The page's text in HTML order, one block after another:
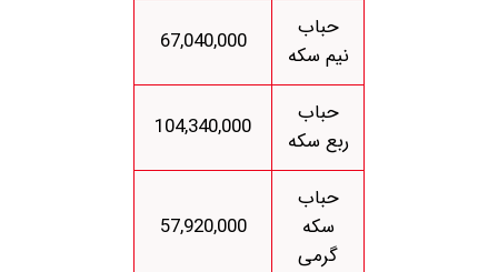
حباب
نیم سکه
67,040,000
حباب
ربع سکه
104,340,000
حباب
سکه
گرمی
57,920,000